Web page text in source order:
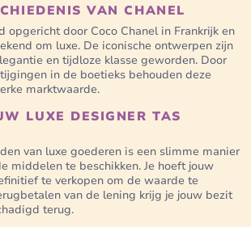
VAN CHANEL
opgericht door Coco Chanel in Frankrijk en
om luxe. De iconische ontwerpen zijn
en tijdloze klasse geworden. Door
in de boetieks behouden deze
marktwaarde.
LUXE DESIGNER TAS
van luxe goederen is een slimme manier
middelen te beschikken. Je hoeft jouw
te verkopen om de waarde te
van de lening krijg je jouw bezit
terug.